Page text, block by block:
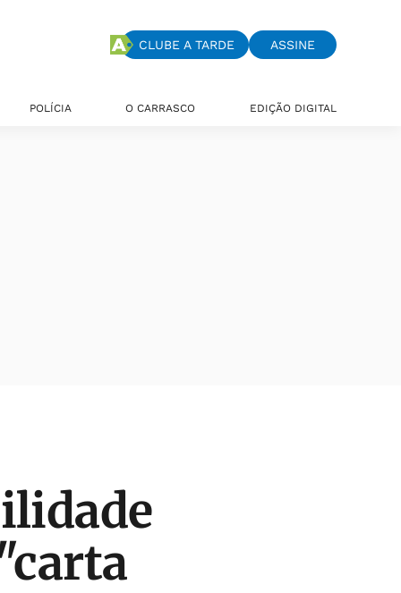
CLUBE A TARDE ASSINE
POLÍCIA O CARRASCO EDIÇÃO DIGITAL